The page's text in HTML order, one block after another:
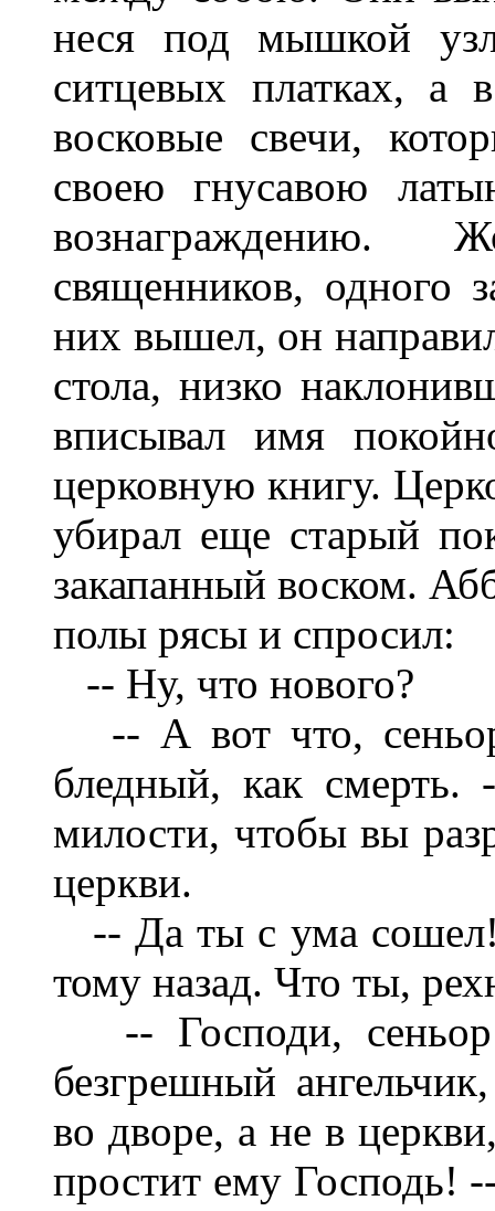
неся под мышкой
ситцевых платках, а
восковые свечи,
своею гнусавою
вознаграждению.
священников, одного
них вышел, он
стола, низко
вписывал имя
церковную книгу.
убирал еще старый
закапанный воском.
полы рясы и спросил:
-- Ну, что нового?
-- А вот что,
бледный, как
милости, чтобы вы
церкви.
-- Да ты с ума
тому назад. Что ты,
-- Господи, сеньор
безгрешный
во дворе, а не в
простит ему Господь!